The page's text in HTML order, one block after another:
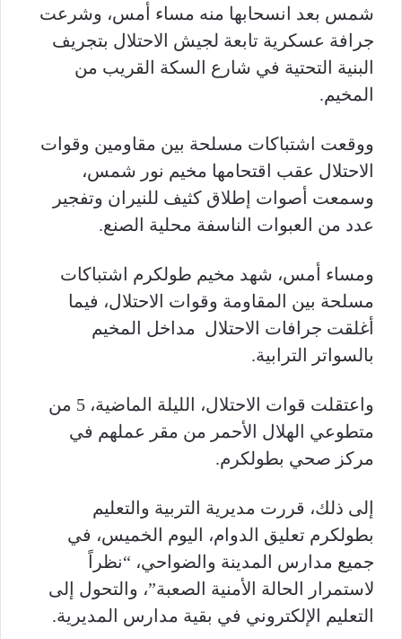
شمس بعد انسحابها منه مساء أمس، وشرعت
جرافة عسكرية تابعة لجيش الاحتلال بتجريف
البنية التحتية في شارع السكة القريب من
المخيم.
ووقعت اشتباكات مسلحة بين مقاومين وقوات
الاحتلال عقب اقتحامها مخيم نور شمس،
وسمعت أصوات إطلاق كثيف للنيران وتفجير
عدد من العبوات الناسفة محلية الصنع.
ومساء أمس، شهد مخيم طولكرم اشتباكات
مسلحة بين المقاومة وقوات الاحتلال، فيما
أغلقت جرافات الاحتلال مداخل المخيم
بالسواتر الترابية.
واعتقلت قوات الاحتلال، الليلة الماضية، 5 من
متطوعي الهلال الأحمر من مقر عملهم في
مركز صحي بطولكرم.
إلى ذلك، قررت مديرية التربية والتعليم
بطولكرم تعليق الدوام، اليوم الخميس، في
جميع مدارس المدينة والضواحي، “نظراً
لاستمرار الحالة الأمنية الصعبة”، والتحول إلى
التعليم الإلكتروني في بقية مدارس المديرية.